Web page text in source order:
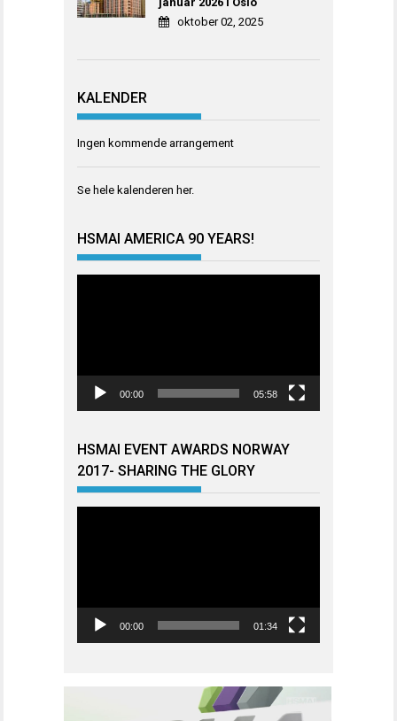
oktober 02, 2025
KALENDER
Ingen kommende arrangement
Se hele kalenderen her.
HSMAI AMERICA 90 YEARS!
00:00 05:58
HSMAI EVENT AWARDS NORWAY
2017- SHARING THE GLORY
00:00 01:34